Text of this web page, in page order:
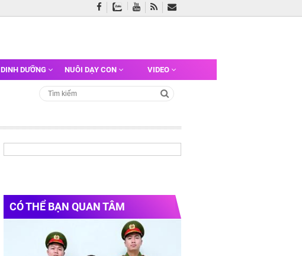
DINH DƯỠNG NUÔI DẠY CON VIDEO
CÓ THỂ BẠN QUAN TÂM